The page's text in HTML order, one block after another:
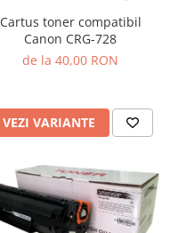
Cartus toner compatibil
Canon CRG-728
de la 40,00 RON
VEZI VARIANTE